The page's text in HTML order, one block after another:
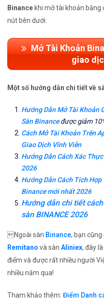
Binance khi mở tài khoản bằng
nút bên dưới:
Mở Tài Khoản
giao
Một số hướng dẫn chi tiết về
Hướng Dẫn Mở Tài Khoản
Sàn Binanceđược giảm
Cách Mở Tài Khoản Trên
Giao Dịch Vĩnh Viễn
Hướng Dẫn Cách Xác
2026
Hướng Dẫn Cách Tích
Binance mới nhất 2026
Hướng dẫn chi tiết
sàn BINANCE 2026
Ngoài sàn Binance, bạn
Remitano và sàn Aliniex, đây
điểm và được rất nhiều người
nhiều năm qua!
Tham khảo thêm: Điểm Danh